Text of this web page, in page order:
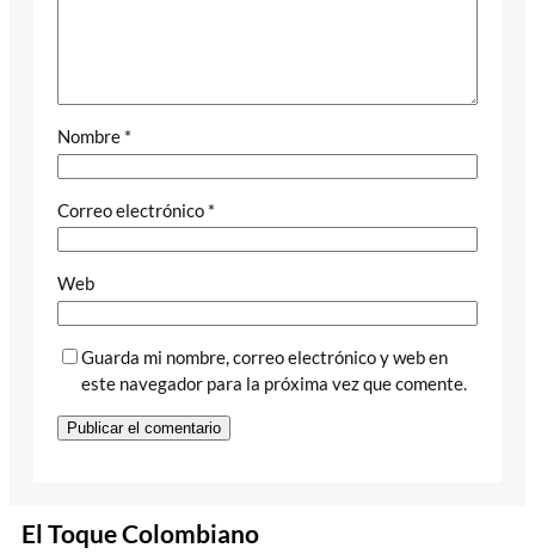
Nombre *
Correo electrónico *
Web
Guarda mi nombre, correo electrónico y web en
este navegador para la próxima vez que comente.
El Toque Colombiano